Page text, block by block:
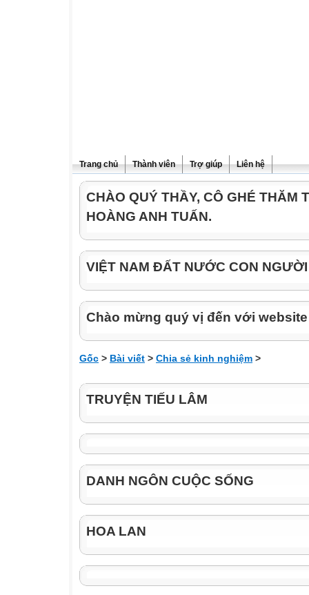
Trang chủ Thành viên Trợ giúp Liên hệ
CHÀO QUÝ THẦY, CÔ GHÉ THĂM
HOÀNG ANH TUẤN.
VIỆT NAM ĐẤT NƯỚC CON NGƯỜI
Chào mừng quý vị đến với
Gốc > Bài viết > Chia sẻ kinh nghiệm >
TRUYỆN TIẾU LÂM
DANH NGÔN CUỘC SỐNG
HOA LAN